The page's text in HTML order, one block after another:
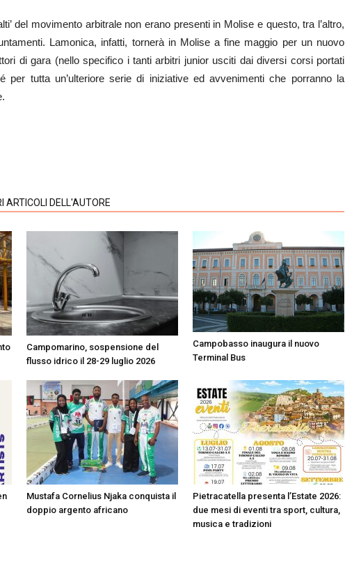
del movimento arbitrale non erano presenti in Molise e questo, tra l’altro,
Lamonica, infatti, tornerà in Molise a fine maggio per un nuovo
di gara (nello specifico i tanti arbitri junior usciti dai diversi corsi portati
per tutta un’ulteriore serie di iniziative ed avvenimenti che porranno la
ARTICOLI DELL'AUTORE
Campomarino, sospensione del
flusso idrico il 28-29 luglio 2026
Campobasso inaugura il nuovo
Terminal Bus
Mustafa Cornelius Njaka conquista il
doppio argento africano
Pietracatella presenta l’Estate 2026:
due mesi di eventi tra sport, cultura,
musica e tradizioni